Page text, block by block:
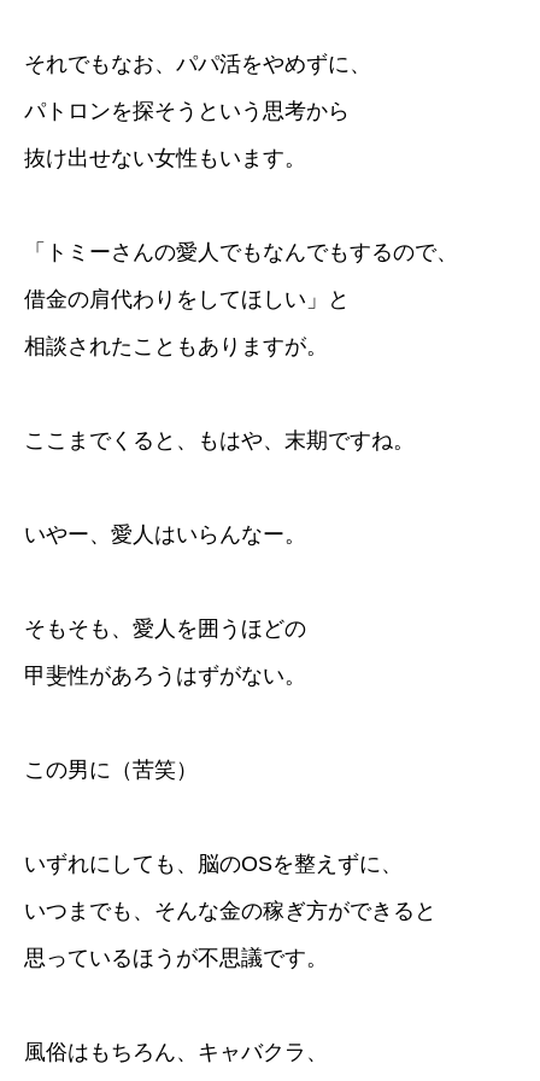
それでもなお、パパ活をやめずに、
パトロンを探そうという思考から
抜け出せない女性もいます。
「トミーさんの愛人でもなんでもするので、
借金の肩代わりをしてほしい」と
相談されたこともありますが。
ここまでくると、もはや、末期ですね。
いやー、愛人はいらんなー。
そもそも、愛人を囲うほどの
甲斐性があろうはずがない。
この男に（苦笑）
いずれにしても、脳のOSを整えずに、
いつまでも、そんな金の稼ぎ方ができると
思っているほうが不思議です。
風俗はもちろん、キャバクラ、